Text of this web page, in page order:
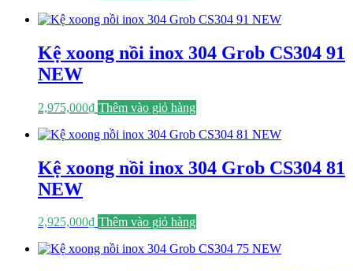
Kệ xoong nồi inox 304 Grob CS304 91
NEW
2,975,000₫ Thêm vào giỏ hàng
Kệ xoong nồi inox 304 Grob CS304 81
NEW
2,925,000₫ Thêm vào giỏ hàng